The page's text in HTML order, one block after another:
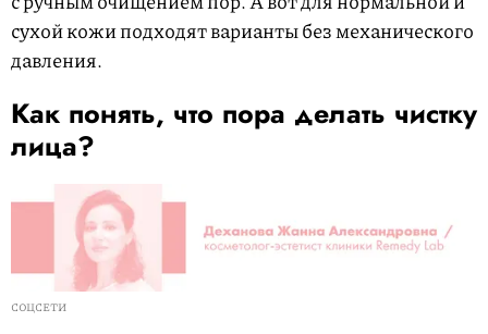
сухой кожи подходят варианты без механического
давления.
Как понять, что пора делать чистку
лица?
СОЦСЕТИ